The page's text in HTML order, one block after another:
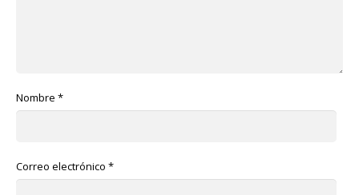
Nombre *
Correo electrónico *